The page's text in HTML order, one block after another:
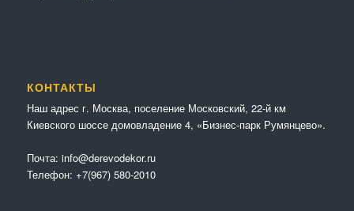
КОНТАКТЫ
Наш адрес г. Москва, поселение Московский, 22-й км
Киевского шоссе домовладение 4, «Бизнес-парк Румянцево».
Почта: info@derevodekor.ru
Телефон: +7(967) 580-2010